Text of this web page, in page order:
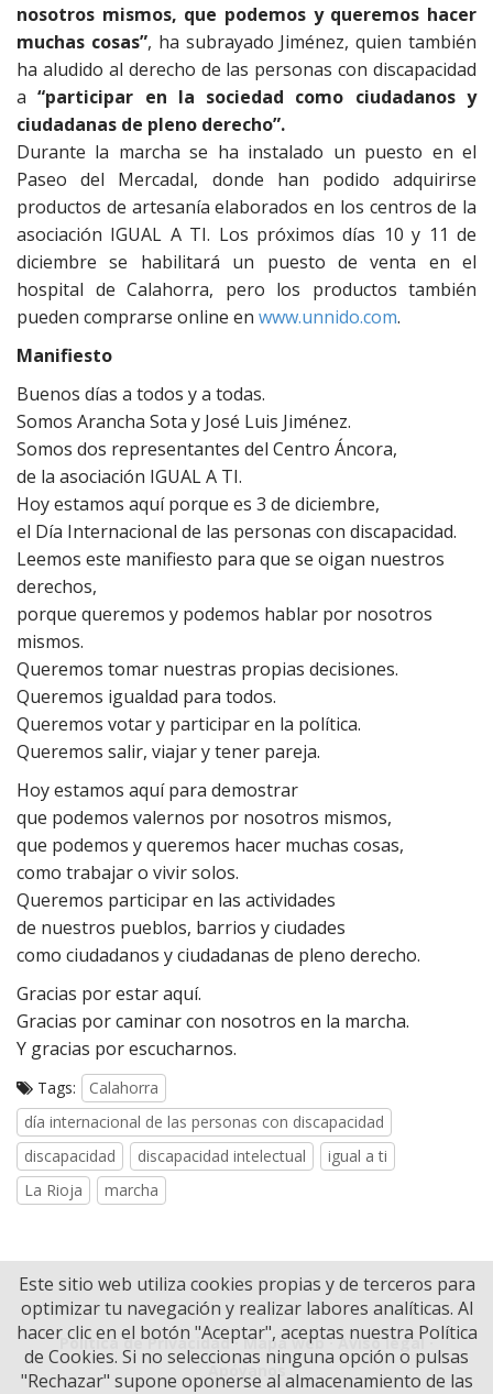
nosotros mismos, que podemos y queremos hacer
muchas cosas”, ha subrayado Jiménez, quien también
ha aludido al derecho de las personas con discapacidad
a“participar en la sociedad como ciudadanos y
ciudadanas de pleno derecho”.
Durante la marcha se ha instalado un puesto en el
Paseo del Mercadal, donde han podido adquirirse
productos de artesanía elaborados en los centros de la
asociación IGUAL A TI. Los próximos días 10 y 11 de
diciembre se habilitará un puesto de venta en el
hospital de Calahorra, pero los productos también
pueden comprarse online en www.unnido.com.
Manifiesto
Buenos días a todos y a todas.
Somos Arancha Sota y José Luis Jiménez.
Somos dos representantes del Centro Áncora,
de la asociación IGUAL A TI.
Hoy estamos aquí porque es 3 de diciembre,
el Día Internacional de las personas con discapacidad.
Leemos este manifiesto para que se oigan nuestros
derechos,
porque queremos y podemos hablar por nosotros
mismos.
Queremos tomar nuestras propias decisiones.
Queremos igualdad para todos.
Queremos votar y participar en la política.
Queremos salir, viajar y tener pareja.
Hoy estamos aquí para demostrar
que podemos valernos por nosotros mismos,
que podemos y queremos hacer muchas cosas,
como trabajar o vivir solos.
Queremos participar en las actividades
de nuestros pueblos, barrios y ciudades
como ciudadanos y ciudadanas de pleno derecho.
Gracias por estar aquí.
Gracias por caminar con nosotros en la marcha.
Y gracias por escucharnos.
Tags:
Calahorra
día internacional de las personas con discapacidad
discapacidad
discapacidad intelectual
igual a ti
La Rioja
marcha
Política de Privacidad·Mapa web·Aviso legal ·
Apóyanos
Este sitio web utiliza cookies propias y de terceros para
optimizar tu navegación y realizar labores analíticas. Al
hacer clic en el botón "Aceptar", aceptas nuestra Política
de Cookies. Si no seleccionas ninguna opción o pulsas
"Rechazar" supone oponerse al almacenamiento de las